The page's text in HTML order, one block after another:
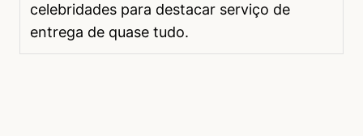
celebridades para destacar serviço de
entrega de quase tudo.